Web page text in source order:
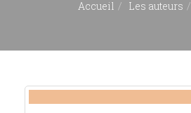
Accueil Les auteurs